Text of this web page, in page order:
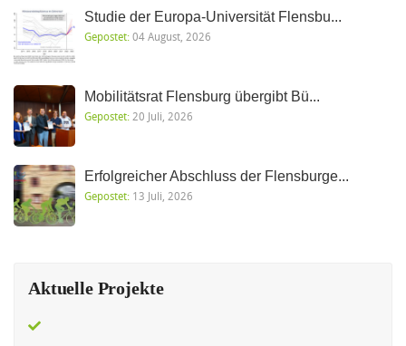
Studie der Europa-Universität Flensbu...
Gepostet:04 August, 2026
Mobilitätsrat Flensburg übergibt Bü...
Gepostet:20 Juli, 2026
Erfolgreicher Abschluss der Flensburge...
Gepostet: 13 Juli, 2026
Aktuelle Projekte